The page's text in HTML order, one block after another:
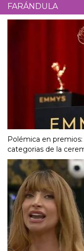
FARÁNDULA
Polémica en
categorias de la